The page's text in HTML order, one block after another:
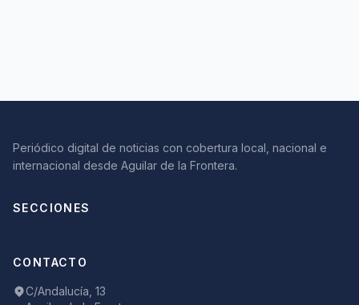
Periódico digital de noticias con cobertura local, nacional e
internacional desde Aguilar de la Frontera.
SECCIONES
CONTACTO
C/Andalucía, 13